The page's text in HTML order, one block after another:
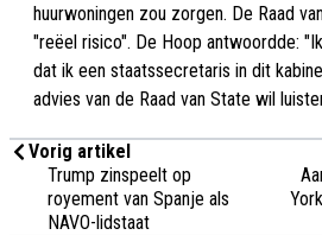
huurwoningen zou zorgen. De Raad
"reëel risico". De Hoop antwoordde:
dat ik een staatssecretaris in dit
advies van de Raad van State wil
Vorig artikel
Trump zinspeelt op
royement van Spanje als
NAVO-lidstaat